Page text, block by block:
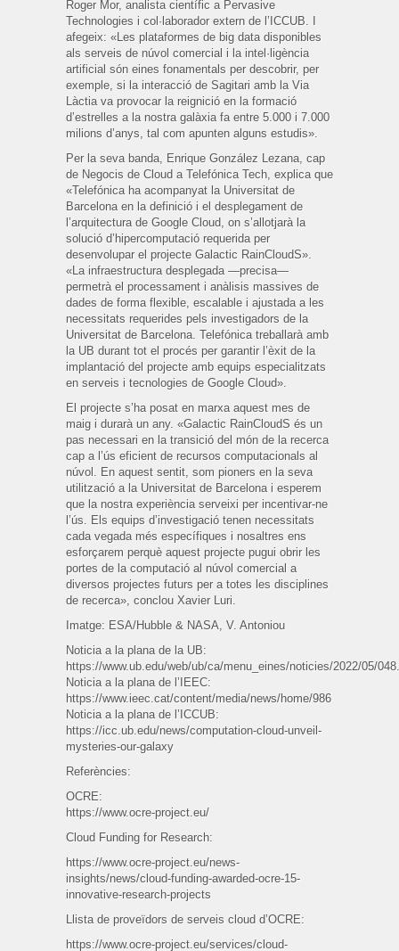
Roger Mor, analista científic a Pervasive
Technologies i col·laborador extern de l’ICCUB. I
afegeix: «Les plataformes de big data disponibles
als serveis de núvol comercial i la intel·ligència
artificial són eines fonamentals per descobrir, per
exemple, si la interacció de Sagitari amb la Via
Làctia va provocar la reignició en la formació
d’estrelles a la nostra galàxia fa entre 5.000 i 7.000
milions d’anys, tal com apunten alguns estudis».
Per la seva banda, Enrique González Lezana, cap
de Negocis de Cloud a Telefónica Tech, explica que
«Telefónica ha acompanyat la Universitat de
Barcelona en la definició i el desplegament de
l’arquitectura de Google Cloud, on s’allotjarà la
solució d’hipercomputació requerida per
desenvolupar el projecte Galactic RainCloudS».
«La infraestructura desplegada —precisa—
permetrà el processament i anàlisis massives de
dades de forma flexible, escalable i ajustada a les
necessitats requerides pels investigadors de la
Universitat de Barcelona. Telefónica treballarà amb
la UB durant tot el procés per garantir l’èxit de la
implantació del projecte amb equips especialitzats
en serveis i tecnologies de Google Cloud».
El projecte s’ha posat en marxa aquest mes de
maig i durarà un any. «Galactic RainCloudS és un
pas necessari en la transició del món de la recerca
cap a l’ús eficient de recursos computacionals al
núvol. En aquest sentit, som pioners en la seva
utilització a la Universitat de Barcelona i esperem
que la nostra experiència serveixi per incentivar-ne
l’ús. Els equips d’investigació tenen necessitats
cada vegada més específiques i nosaltres ens
esforçarem perquè aquest projecte pugui obrir les
portes de la computació al núvol comercial a
diversos projectes futurs per a totes les disciplines
de recerca», conclou Xavier Luri.
Imatge: ESA/Hubble & NASA, V. Antoniou
Noticia a la plana de la UB:
https://www.ub.edu/web/ub/ca/menu_eines/noticies/2022/05/
Noticia a la plana de l’IEEC:
https://www.ieec.cat/content/media/news/home/986
Noticia a la plana de l’ICCUB:
https://icc.ub.edu/news/computation-cloud-unveil-
mysteries-our-galaxy
Referències:
OCRE:
https://www.ocre-project.eu/
Cloud Funding for Research:
https://www.ocre-project.eu/news-
insights/news/cloud-funding-awarded-ocre-15-
innovative-research-projects
Llista de proveïdors de serveis cloud d’OCRE:
https://www.ocre-project.eu/services/cloud-